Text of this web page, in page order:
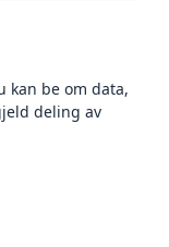
kan be om data,
deling av